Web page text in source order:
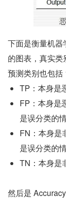
下面是衡量机
的图表，真实类
预测类别也包括
TP：本身是
FP：本身是
是误分类的
FN：本身是
是误分类的
TN：本身是
然后是